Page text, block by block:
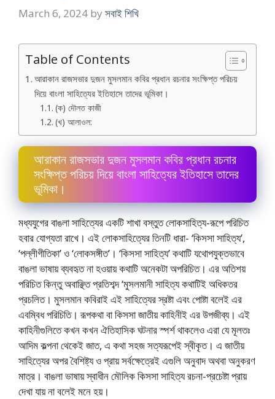
March 6, 2024 by সবাই শিখি
Table of Contents
আরাকান রাজসভার দুজন মুসলমান কবির প্রধান রচনার সংক্ষিপ্ত পরিচয়
দিয়ে বাংলা সাহিত্যের ইতিহাসে তাদের ভূমিকা।
(ক) দৌলত কাজী
(খ) আলাওল:
আরাকান রাজসভার দুজন মুসলমান কবির প্রধান রচনার
সংক্ষিপ্ত পরিচয় দিয়ে বাংলা সাহিত্যের ইতিহাসে তাদের
ভূমিকা।
মধ্যযুগের বাঙলা সাহিত্যের একটি শাখা বস্তুত লােকসাহিত্য-রূপে পরিচিত
হবার যােগ্যতা রাখে। এই লােকসাহিত্যের তিনটি ধারা- ‘কিসসা সাহিত্য’,
‘পল্লীগীতিকা’ ও ‘লােকসঙ্গীত’। ‘কিসসা সাহিত্য’ কথাটি যথােপযুক্তভাবে
বাঙলা ভাষায় ব্যবহৃত না হওয়ায় কথাটি অনেকটা অপরিচিত। এর অতিশয়
পরিচিত কিন্তু অবাঞ্ছিত প্রতিশব্দ ‘মুসলমানী সাহিত্য কথাটিই অধিকতর
প্রচলিত। মুসলমান কবিরাই এই সাহিত্যের স্রষ্টা এবং পােষ্টা বলেই এর
এবম্বিধ পরিচিতি। রূপকথা বা কিসসা জাতীয় কাহিনীই এর উপজীব্য। এই
কাহিনীগুলিতে কখন কখন ঐতিহাসিক ঘটনার স্পর্শ থাকলেও এরা যে মূলতঃ
আদিম কল্পনা থেকেই জাত, এ কথা সহজ সত্যরূপেই স্বীকৃত। এ জাতীয়
সাহিত্যের অপর বৈশিষ্ট্য ও প্রায় সর্বক্ষেত্রেই এগুলি অনুবাদ অথবা অনুকরণ
মাত্র। বাঙলা ভাষায় স্বাধীন মৌলিক কিসসা সাহিত্য রচনা-প্রচেষ্টা প্রায়
দেখা যায় না বলেই মনে হয়।